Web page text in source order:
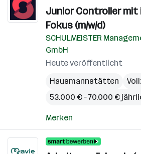
Junior Controller
Fokus (m/w/d)
SCHULMEISTER
GmbH
Heute veröffentlicht
Hausmannstätten
53.000 € – 70.000 €
Merken